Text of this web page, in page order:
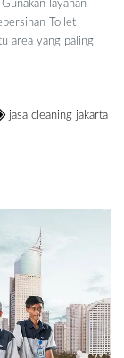
layanan
Toilet
area yang paling
jasa cleaning jakarta